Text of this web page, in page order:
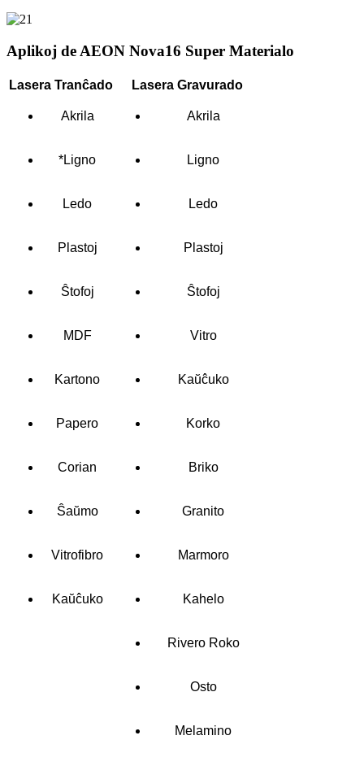
Aplikoj de AEON Nova16 Super Materialo
Lasera Tranĉado Lasera Gravurado
Akrila Akrila
*Ligno Ligno
Ledo Ledo
Plastoj Plastoj
Ŝtofoj Ŝtofoj
MDF Vitro
Kartono Kaŭĉuko
Papero Korko
Corian Briko
Ŝaŭmo Granito
Vitrofibro Marmoro
Kaŭĉuko Kahelo
Rivero Roko
Osto
Melamino